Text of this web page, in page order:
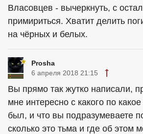
Власовцев - вычеркнуть, с
примириться. Хватит делить
на чёрных и белых.
Prosha
6 апреля 2018 21:15
Вы прямо так жутко написали,
мне интересно с какого по
был, и что вы подразумеваете
сколько это тьма и где об этом